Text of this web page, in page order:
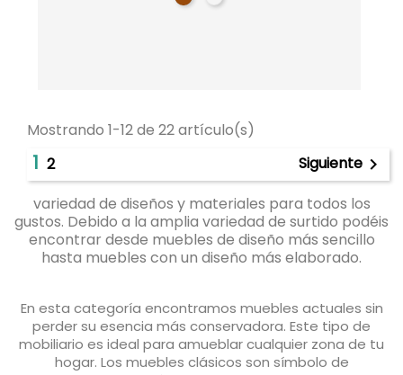
Mostrando 1-12 de 22 artículo(s)
1 2 Siguiente 
variedad de diseños y materiales para todos los
gustos. Debido a la amplia variedad de surtido podéis
encontrar desde muebles de diseño más sencillo
hasta muebles con un diseño más elaborado.
En esta categoría encontramos muebles actuales sin
perder su esencia más conservadora. Este tipo de
mobiliario es ideal para amueblar cualquier zona de tu
hogar. Los muebles clásicos son símbolo de